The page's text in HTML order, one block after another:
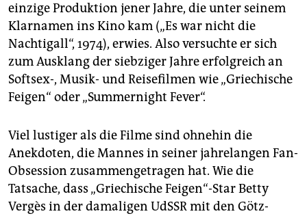
einzige Produktion jener Jahre, die unter seinem
Klarnamen ins Kino kam („Es war nicht die
Nachtigall“, 1974), erwies. Also versuchte er sich
zum Ausklang der siebziger Jahre erfolgreich an
Softsex-, Musik- und Reisefilmen wie „Griechische
Feigen“ oder „Summernight Fever“.
Viel lustiger als die Filme sind ohnehin die
Anekdoten, die Mannes in seiner jahrelangen Fan-
Obsession zusammengetragen hat. Wie die
Tatsache, dass „Griechische Feigen“-Star Betty
Vergès in der damaligen UdSSR mit den Götz-